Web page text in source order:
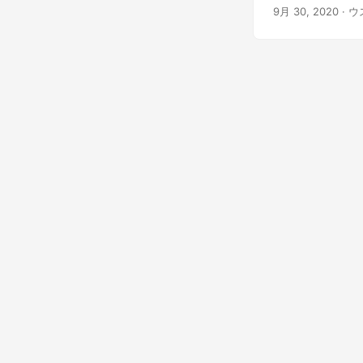
読み取る方法を
9月 30, 2020 ·